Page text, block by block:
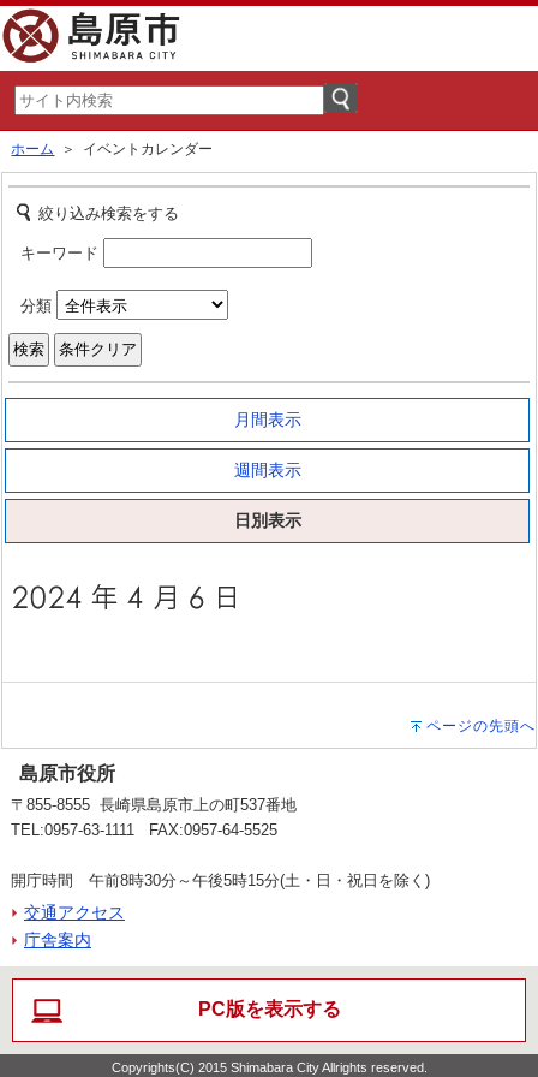
ホーム ＞ イベントカレンダー
絞り込み検索をする
キーワード
分類
月間表示
週間表示
日別表示
ページの先頭へ
島原市役所
〒855-8555 長崎県島原市上の町537番地
TEL:0957-63-1111 FAX:0957-64-5525
開庁時間 午前8時30分～午後5時15分(土・日・祝日を除く)
交通アクセス
庁舎案内
PC版を表示する
Copyrights(C) 2015 Shimabara City Allrights reserved.